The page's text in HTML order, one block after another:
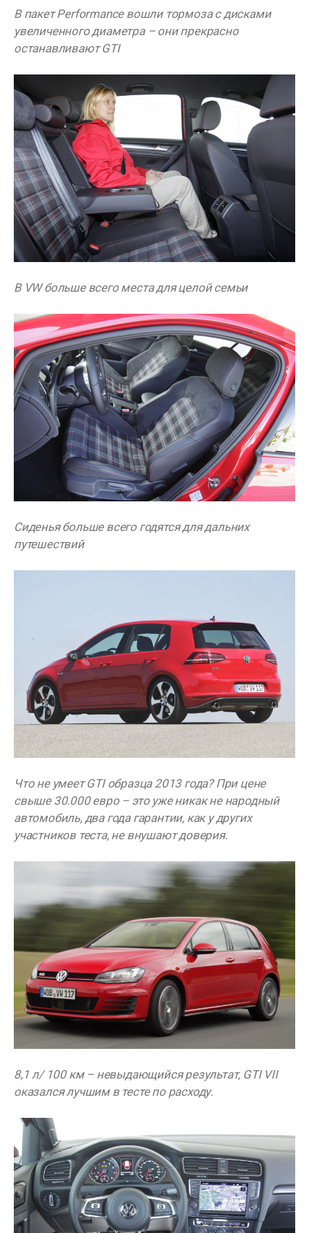
В пакет Performance вошли тормоза с дисками
увеличенного диаметра – они прекрасно
останавливают GTI
В VW больше всего места для целой семьи
Сиденья больше всего годятся для дальних
путешествий
Что не умеет GTI образца 2013 года? При цене
свыше 30.000 евро – это уже никак не народный
автомобиль, два года гарантии, как у других
участников теста, не внушают доверия.
8,1 л/ 100 км – невыдающийся результат, GTI VII
оказался лучшим в тесте по расходу.